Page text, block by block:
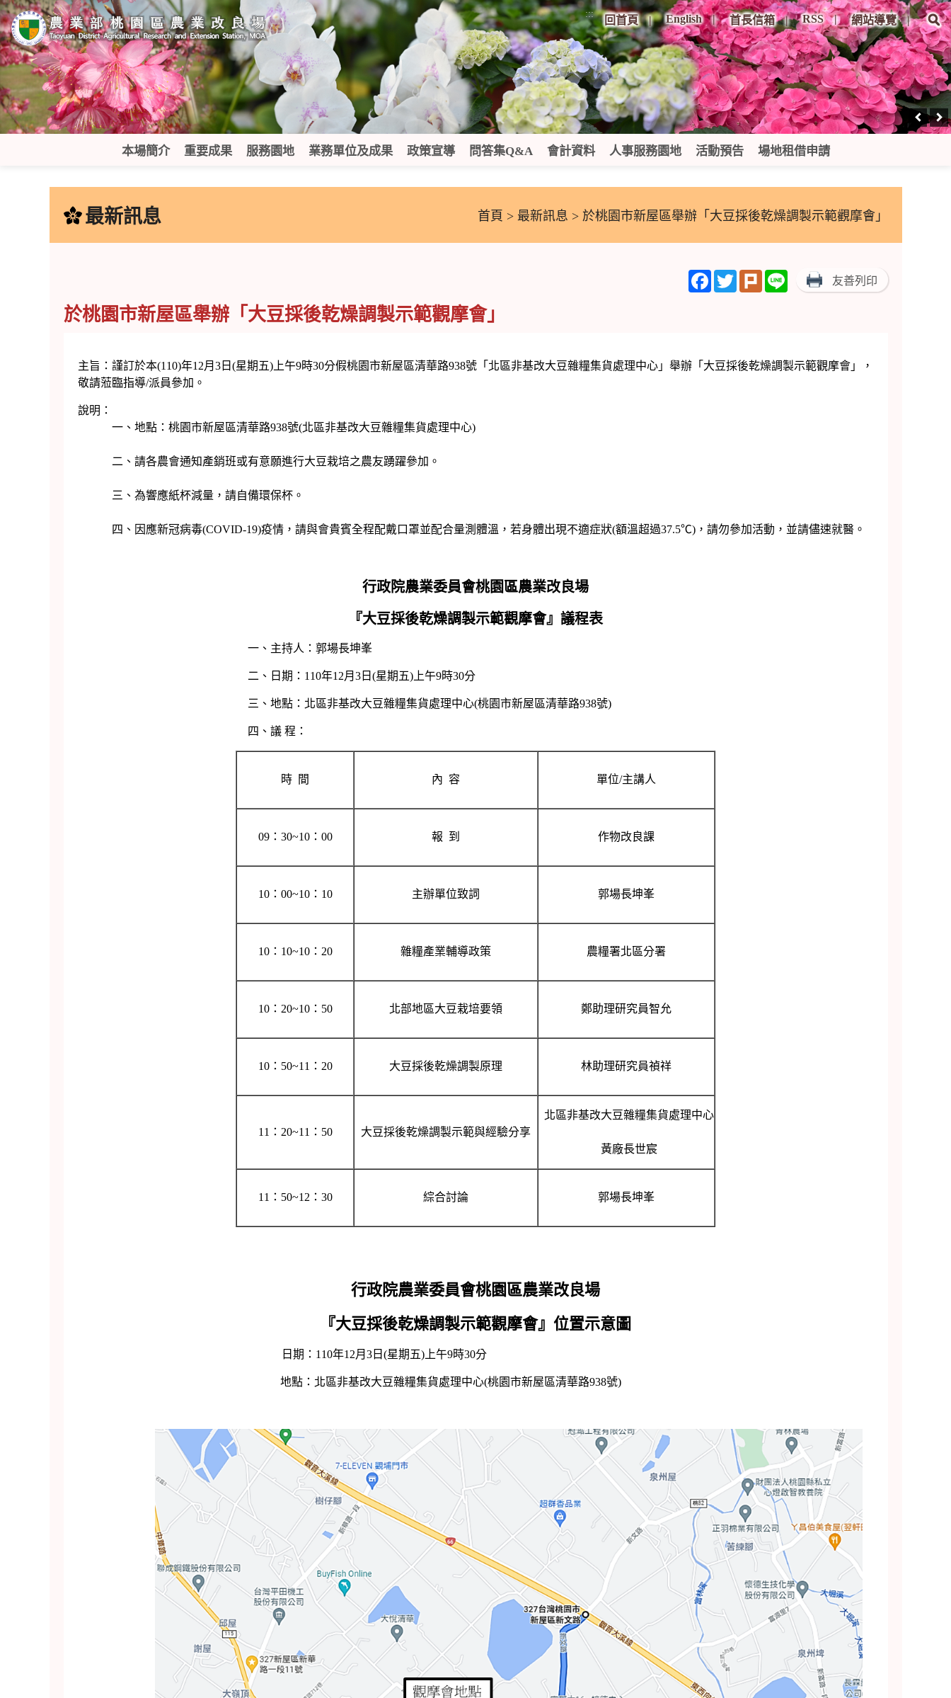
跳
到
主
要
內
容
區
塊
:::
回首頁 English 首長信箱 RSS 網站導覽
本場簡介 重要成果 服務園地 業務單位及成果 政策宣導 問答集Q&A 會計資料 人事服務園地 活動預告 場地租借申請
最新訊息 首頁 > 最新訊息 > 於桃園市新屋區舉辦「大豆採後乾燥調製示範觀摩會」
Facebook
TwitterPlurk Line 友善列印
於桃園市新屋區舉辦「大豆採後乾燥調製示範觀摩會」
主旨：謹訂於本(110)年12月3日(星期五)上午9時30分假桃園市新屋區清華路938號「北區非基改大豆雜糧集貨處理中心」舉辦「大豆採後乾燥調製示範觀摩會」，
敬請蒞臨指導/派員參加。
說明：
一、地點：桃園市新屋區清華路938號(北區非基改大豆雜糧集貨處理中心)
二、請各農會通知產銷班或有意願進行大豆栽培之農友踴躍參加。
三、為響應紙杯減量，請自備環保杯。
四、因應新冠病毒(COVID-19)疫情，請與會貴賓全程配戴口罩並配合量測體溫，若身體出現不適症狀(額溫超過37.5℃)，請勿參加活動，並請儘速就醫。
行政院農業委員會桃園區農業改良場
『大豆採後乾燥調製示範觀摩會』議程表
一、主持人：郭場長坤峯
二、日期：110年12月3日(星期五)上午9時30分
三、地點：北區非基改大豆雜糧集貨處理中心(桃園市新屋區清華路938號)
四、議 程：
時 間 內 容 單位/主講人
09：30~10：00 報 到 作物改良課
10：00~10：10 主辦單位致詞 郭場長坤峯
10：10~10：20 雜糧產業輔導政策 農糧署北區分署
10：20~10：50 北部地區大豆栽培要領 鄭助理研究員智允
10：50~11：20 大豆採後乾燥調製原理 林助理研究員禎祥
11：20~11：50 大豆採後乾燥調製示範與經驗分享
北區非基改大豆雜糧集貨處理中心
黃廠長世宸
11：50~12：30 綜合討論 郭場長坤峯
行政院農業委員會桃園區農業改良場
『大豆採後乾燥調製示範觀摩會』位置示意圖
日期：110年12月3日(星期五)上午9時30分
地點：北區非基改大豆雜糧集貨處理中心(桃園市新屋區清華路938號)